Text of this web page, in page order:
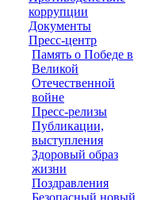
коррупции
Документы
Пресс-центр
Память о Победе в
Великой
Отечественной
войне
Пресс-релизы
Публикации,
выступления
Здоровый образ
жизни
Поздравления
Безопасный новый